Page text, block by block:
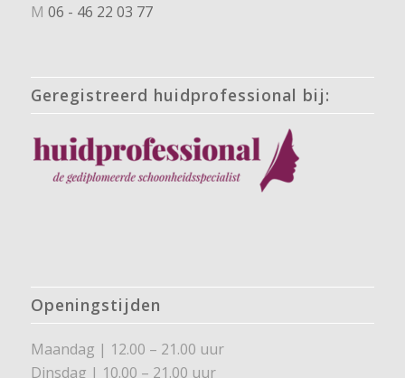
M 06 - 46 22 03 77
Geregistreerd huidprofessional bij:
Openingstijden
Maandag | 12.00 – 21.00 uur
Dinsdag | 10.00 – 21.00 uur